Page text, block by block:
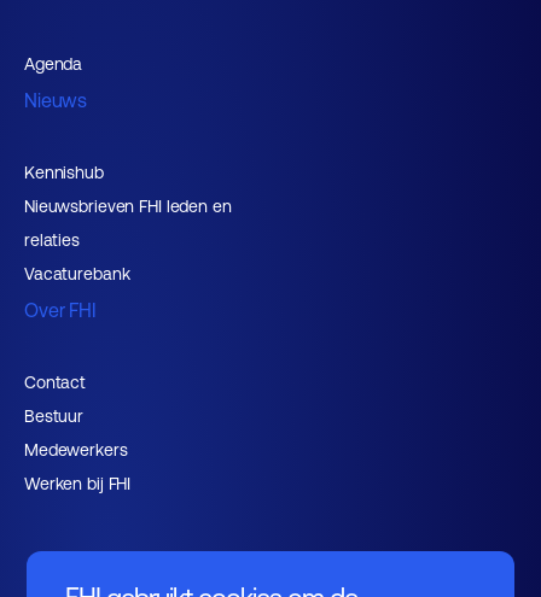
Agenda
Nieuws
Kennishub
Nieuwsbrieven FHI leden en
relaties
Vacaturebank
Over FHI
Contact
Bestuur
Medewerkers
Werken bij FHI